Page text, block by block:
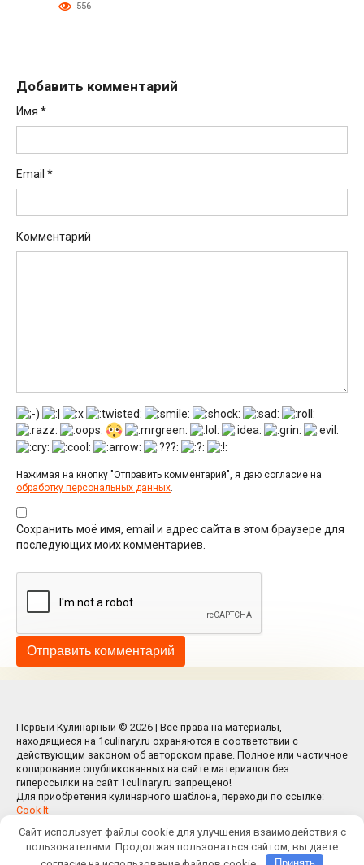
556
Добавить комментарий
Имя *
Email *
Комментарий
Нажимая на кнопку "Отправить комментарий", я даю согласие на
обработку персональных данных
Сохранить моё имя, email и адрес сайта в этом браузере для
последующих моих комментариев.
Первый Кулинарный © 2026 | Все права на материалы,
находящиеся на 1culinary.ru охраняются в соответствии с
действующим законом об авторском праве. Полное или частичное
копирование опубликованных на сайте материалов без
гиперссылки на сайт 1culinary.ru запрещено!
Для приобретения кулинарного шаблона, переходи по ссылке:
Cook It
Сайт использует файлы cookie для улучшения взаимодействия с
пользователями. Продолжая пользоваться сайтом, вы даете